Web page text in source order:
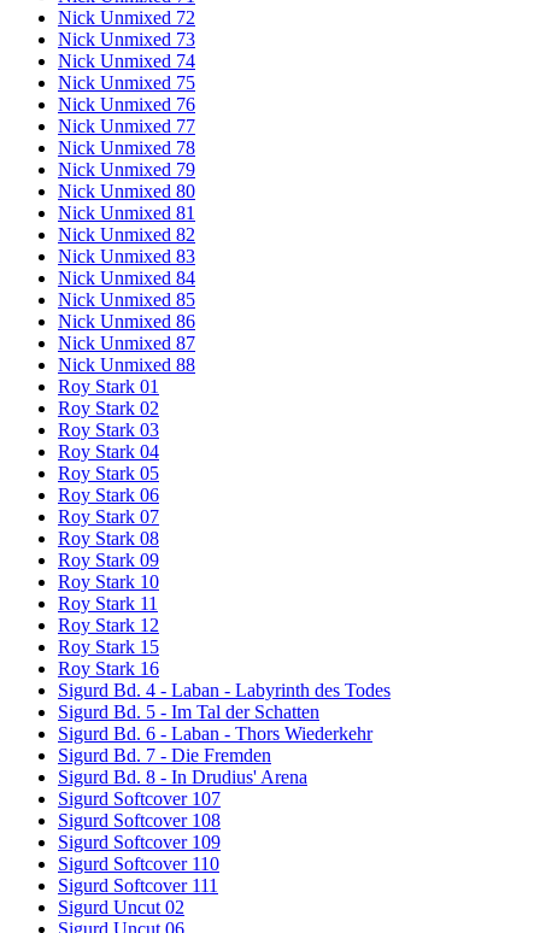
Nick Unmixed 72
Nick Unmixed 73
Nick Unmixed 74
Nick Unmixed 75
Nick Unmixed 76
Nick Unmixed 77
Nick Unmixed 78
Nick Unmixed 79
Nick Unmixed 80
Nick Unmixed 81
Nick Unmixed 82
Nick Unmixed 83
Nick Unmixed 84
Nick Unmixed 85
Nick Unmixed 86
Nick Unmixed 87
Nick Unmixed 88
Roy Stark 01
Roy Stark 02
Roy Stark 03
Roy Stark 04
Roy Stark 05
Roy Stark 06
Roy Stark 07
Roy Stark 08
Roy Stark 09
Roy Stark 10
Roy Stark 11
Roy Stark 12
Roy Stark 15
Roy Stark 16
Sigurd Bd. 4 - Laban - Labyrinth des Todes
Sigurd Bd. 5 - Im Tal der Schatten
Sigurd Bd. 6 - Laban - Thors Wiederkehr
Sigurd Bd. 7 - Die Fremden
Sigurd Bd. 8 - In Drudius' Arena
Sigurd Softcover 107
Sigurd Softcover 108
Sigurd Softcover 109
Sigurd Softcover 110
Sigurd Softcover 111
Sigurd Uncut 02
Sigurd Uncut 06